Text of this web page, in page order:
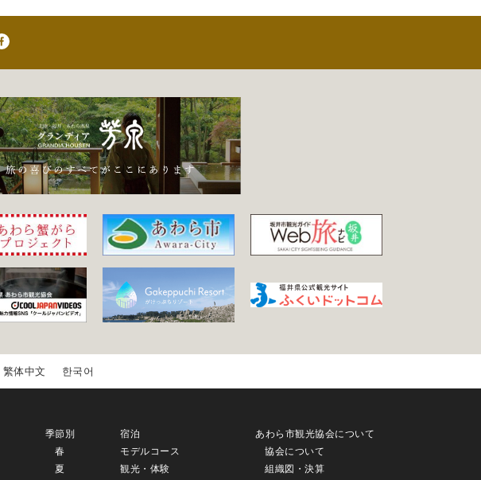
繁体中文 한국어
季節別
春
夏
宿泊
モデルコース
観光・体験
あわら市観光協会について
協会について
組織図・決算